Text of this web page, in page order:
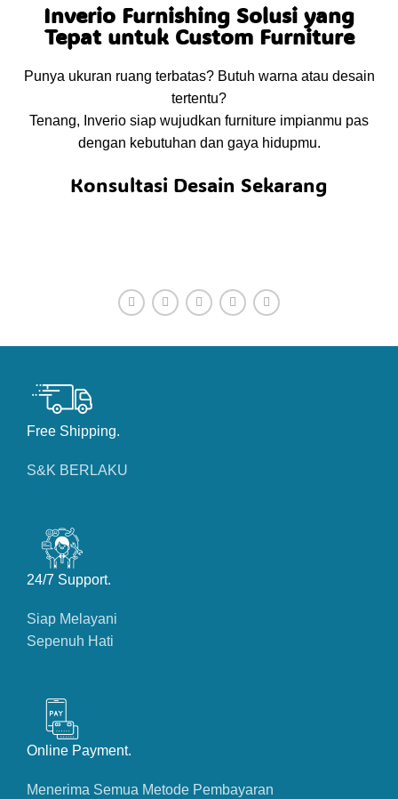
Inverio Furnishing Solusi yang
Tepat untuk Custom Furniture
Punya ukuran ruang terbatas? Butuh warna atau desain
tertentu?
Tenang, Inverio siap wujudkan furniture impianmu pas
dengan kebutuhan dan gaya hidupmu.
Konsultasi Desain Sekarang
Free Shipping.
S&K BERLAKU
24/7 Support.
Siap Melayani
Sepenuh Hati
Online Payment.
Menerima Semua Metode Pembayaran